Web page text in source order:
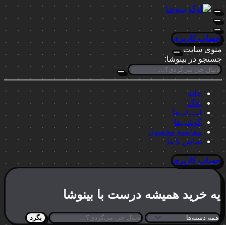
حساب کاربری
منوی سایت
جستجو در بینوشا:
خانه
بلاگ
لپ‌تاپ‌ها
گوشی‌ها
مقایسه محصول
تماس با ما
حساب کاربری
یه خرید همیشه درست با بینوشا
بگرد